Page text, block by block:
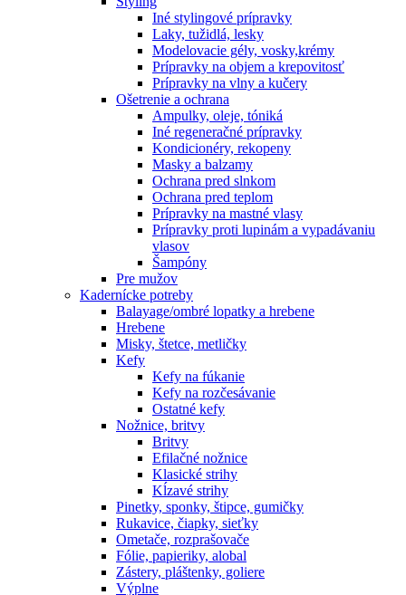
Iné stylingové prípravky
Laky, tužidlá, lesky
Modelovacie gély, vosky,krémy
Prípravky na objem a krepovitosť
Prípravky na vlny a kučery
Ošetrenie a ochrana
Ampulky, oleje, tóniká
Iné regeneračné prípravky
Kondicionéry, rekopeny
Masky a balzamy
Ochrana pred slnkom
Ochrana pred teplom
Prípravky na mastné vlasy
Prípravky proti lupinám a vypadávaniu
vlasov
Šampóny
Pre mužov
Kadernícke potreby
Balayage/ombré lopatky a hrebene
Hrebene
Misky, štetce, metličky
Kefy
Kefy na fúkanie
Kefy na rozčesávanie
Ostatné kefy
Nožnice, britvy
Britvy
Efilačné nožnice
Klasické strihy
Kĺzavé strihy
Pinetky, sponky, štipce, gumičky
Rukavice, čiapky, sieťky
Ometače, rozprašovače
Fólie, papieriky, alobal
Zástery, pláštenky, goliere
Výplne